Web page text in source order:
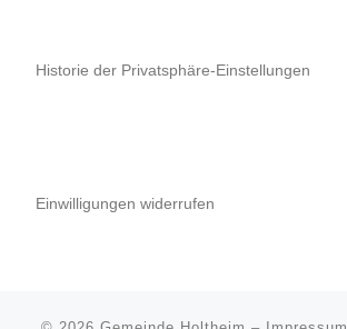
Historie der Privatsphäre-Einstellungen
Einwilligungen widerrufen